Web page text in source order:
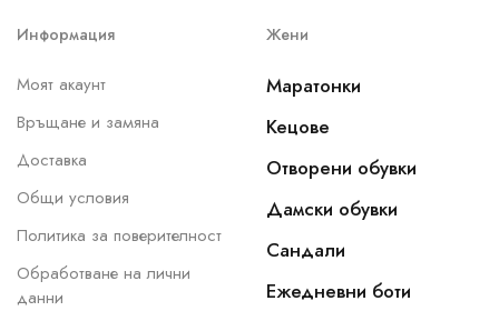
Информация
Моят акаунт
Връщане и замяна
Доставка
Общи условия
Политика за поверителност
Обработване на лични
данни
Жени
Маратонки
Кецове
Отворени обувки
Дамски обувки
Сандали
Ежедневни боти